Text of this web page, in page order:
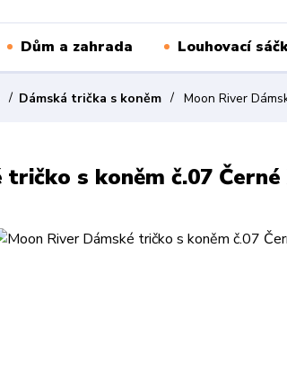
Dům a zahrada Louhovací
Dámská trička s koněm Moon River
s koněm č.07 Černé